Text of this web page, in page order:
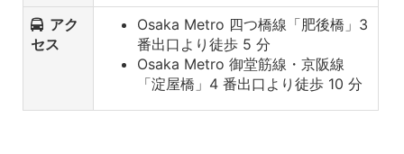
アク
セス
Osaka Metro 四つ橋線「肥後橋」3
番出口より徒歩 5 分
Osaka Metro 御堂筋線・京阪線
「淀屋橋」4 番出口より徒歩 10 分